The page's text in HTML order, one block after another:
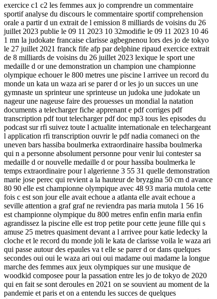
exercice c1 c2 les femmes aux jo comprendre un commentaire
sportif analyse du discours le commentaire sportif comprehension
orale a partir d un extrait de l emission 8 milliards de voisins du 26
juillet 2023 publie le 09 11 2023 10 32modifie le 09 11 2023 10 46
1 mn la judokate francaise clarisse agbegnenou lors des jo de tokyo
le 27 juillet 2021 franck fife afp par delphine ripaud exercice extrait
de 8 milliards de voisins du 26 juillet 2023 lexique le sport une
medaille d or une demonstration un champion une championne
olympique echouer le 800 metres une piscine l arrivee un record du
monde un kata un waza ari se parer d or les jo un succes un une
gymnaste un sprinteur une sprinteuse un judoka une judokate un
nageur une nageuse faire des prouesses un mondial la natation
documents a telecharger fiche apprenant e pdf corriges pdf
transcription pdf tout telecharger pdf doc mp3 tous les episodes du
podcast sur rfi suivez toute l actualite internationale en telechargeant
l application rfi transcription ouvrir le pdf nadia comaneci on the
uneven bars hassiba boulmerka extraordinaire hassiba boulmerka
qui n a personne absolument personne pour venir lui contester sa
medaille d or nouvelle medaille d or pour hassiba boulmerka le
temps extraordinaire pour l algerienne 3 55 31 quelle demonstration
marie jose perec qui revient a la hauteur de bryzgina 50 cm d avance
80 90 elle est championne olympique avec 48 93 maria mutola cette
fois c est son jour elle avait echoue a atlanta elle avait echoue a
seville attention a graf graf ne reviendra pas maria mutola 1 56 16
est championne olympique du 800 metres enfin enfin maria enfin
agrandissez la piscine elle est trop petite pour cette jeune fille qui s
amuse 25 metres quasiment devant a l arrivee pour katie ledecky la
cloche et le record du monde joli le kata de clarisse voila le waza ari
qui passe autour des epaules va t elle se parer d or dans quelques
secondes oui oui le waza ari oui oui madame oui madame la longue
marche des femmes aux jeux olympiques sur une musique de
woodkid composee pour la passation entre les jo de tokyo de 2020
qui en fait se sont deroules en 2021 on se souvient au moment de la
pandemie et paris et on a entendu les succes de quelques